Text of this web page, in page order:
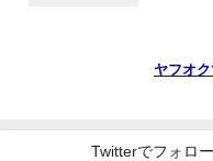
ヤフオク
Twitterでフォロ